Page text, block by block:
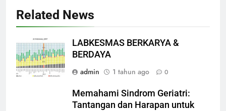
Related News
LABKESMAS BERKARYA &
BERDAYA
admin
1 tahun ago 0
Memahami Sindrom Geriatri:
Tantangan dan Harapan untuk